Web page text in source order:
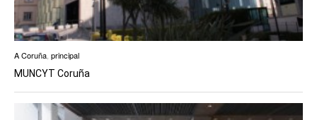
A Coruña principal
MUNCYT Coruña